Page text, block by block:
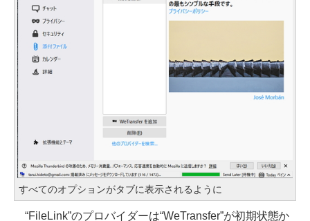
すべてのオプションがタブに表示されるように
“FileLink”のプロバイダーは“WeTransfer”が初期状態か